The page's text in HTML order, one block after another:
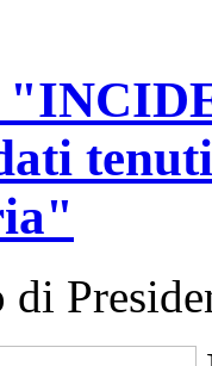
di